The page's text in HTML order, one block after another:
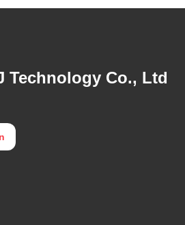
Technology Co., Ltd